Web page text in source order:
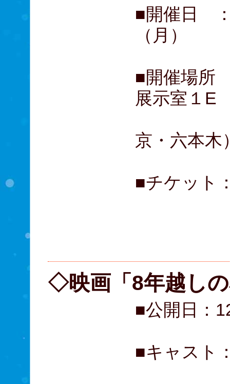
■開催日
（月）
■開催場
展示室１E
京・六本木
■チケット
◇映画「8年越し
■公開日：
■キャスト